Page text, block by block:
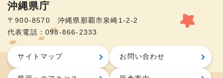
沖縄県庁
〒900-8570 沖縄県那覇市泉崎1-2-2
代表電話：098-866-2333
サイトマップ お問い合わせ